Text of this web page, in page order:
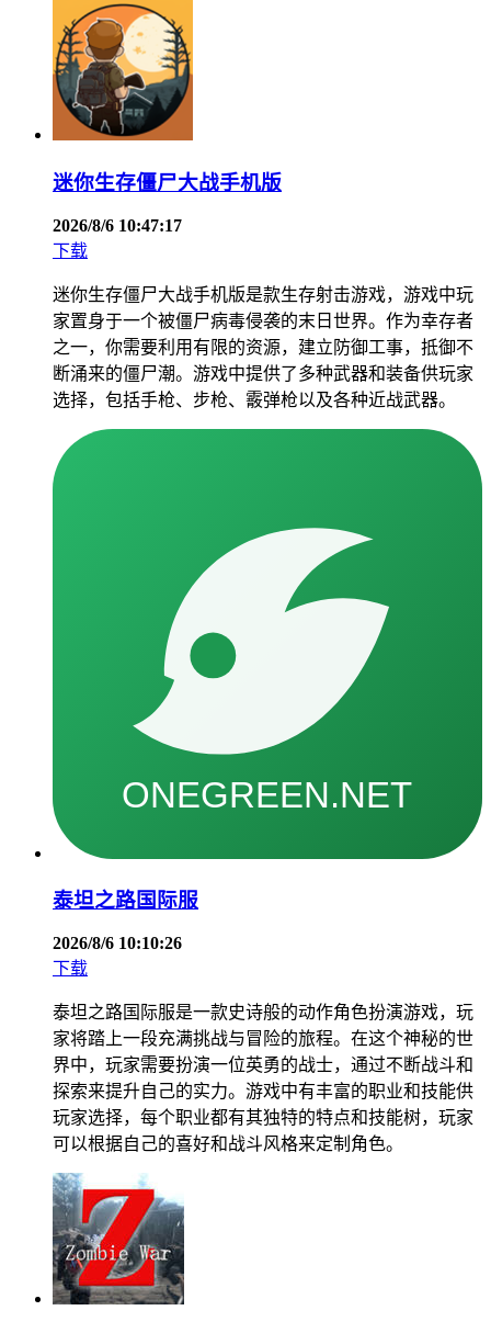
迷你生存僵尸大战手机版
2026/8/6 10:47:17
下载
迷你生存僵尸大战手机版是款生存射击游戏，游戏中玩
家置身于一个被僵尸病毒侵袭的末日世界。作为幸存者
之一，你需要利用有限的资源，建立防御工事，抵御不
断涌来的僵尸潮。游戏中提供了多种武器和装备供玩家
选择，包括手枪、步枪、霰弹枪以及各种近战武器。
泰坦之路国际服
2026/8/6 10:10:26
下载
泰坦之路国际服是一款史诗般的动作角色扮演游戏，玩
家将踏上一段充满挑战与冒险的旅程。在这个神秘的世
界中，玩家需要扮演一位英勇的战士，通过不断战斗和
探索来提升自己的实力。游戏中有丰富的职业和技能供
玩家选择，每个职业都有其独特的特点和技能树，玩家
可以根据自己的喜好和战斗风格来定制角色。